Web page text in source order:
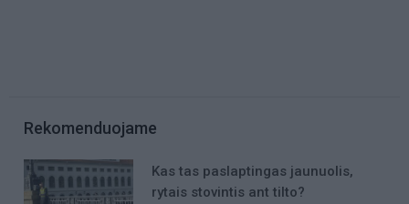
Rekomenduojame
Kas tas paslaptingas jaunuolis,
rytais stovintis ant tilto?